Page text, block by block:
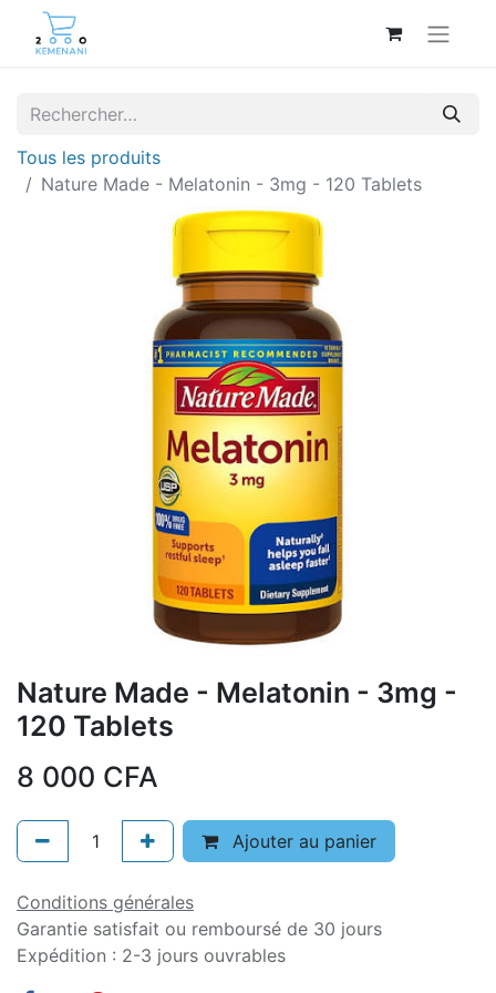
Tous les produits
Nature Made - Melatonin - 3mg - 120 Tablets
Nature Made - Melatonin - 3mg -
120 Tablets
8 000 CFA
Ajouter au panier
Conditions générales
Garantie satisfait ou remboursé de 30 jours
Expédition : 2-3 jours ouvrables